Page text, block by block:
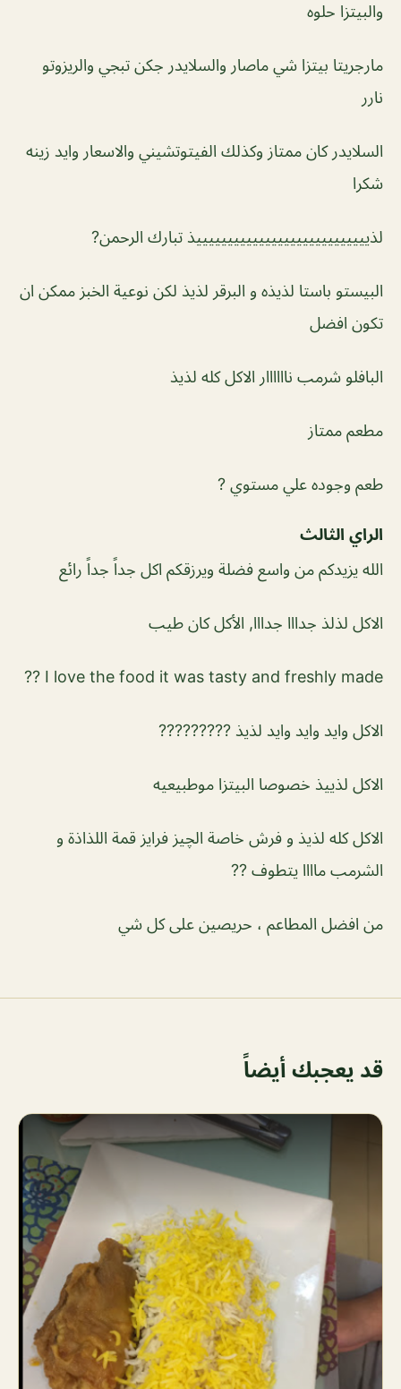
والبيتزا حلوه
مارجريتا بيتزا شي ماصار والسلايدر جكن تبجي والريزوتو
نارر
السلايدر كان ممتاز وكذلك الفيتوتشيني والاسعار وايد زينه
شكرا
لذييييييييييييييييييييييييييييذ تبارك الرحمن?
البيستو باستا لذيذه و البرقر لذيذ لكن نوعية الخبز ممكن ان
تكون افضل
البافلو شرمب ناااااار الاكل كله لذيذ
مطعم ممتاز
طعم وجوده علي مستوي ?
الراي الثالث
الله يزيدكم من واسع فضلة ويرزقكم اكل جداً جداً رائع
الاكل لذلذ جدااا جدااا, الأكل كان طيب
I love the food it was tasty and freshly made ??
الاكل وايد وايد وايد لذيذ ?????????
الاكل لذييذ خصوصا البيتزا موطبيعيه
الاكل كله لذيذ و فرش خاصة الچيز فرايز قمة اللذاذة و
الشرمب ماااا يتطوف ??
من افضل المطاعم ، حريصين على كل شي
قد يعجبك أيضاً